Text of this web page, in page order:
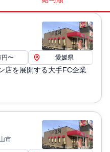
円〜 愛媛県
店を展開する大手FC企業
市